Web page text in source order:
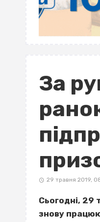
За
29 травня 2019,
Сьогодні, 29
знову